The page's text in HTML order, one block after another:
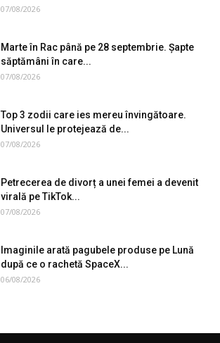
07/08/2026
Marte în Rac până pe 28 septembrie. Șapte
săptămâni în care...
07/08/2026
Top 3 zodii care ies mereu învingătoare.
Universul le protejează de...
07/08/2026
Petrecerea de divorț a unei femei a devenit
virală pe TikTok...
07/08/2026
Imaginile arată pagubele produse pe Lună
după ce o rachetă SpaceX...
06/08/2026